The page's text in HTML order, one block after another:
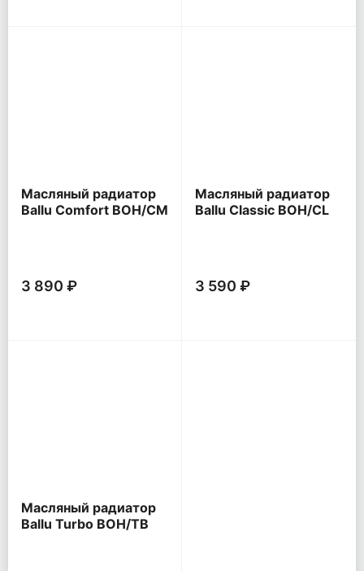
Масляный радиатор
Ballu Comfort BOH/CM
3 890 ₽
Масляный радиатор
Ballu Classic BOH/CL
3 590 ₽
Масляный радиатор
Ballu Turbo BOH/TB